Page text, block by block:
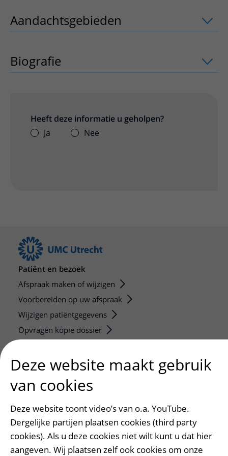
Aandachtsgebieden uitklapper, klik
Biografie
Heeft deze informatie u geholpen?
Ja
Nee
Patiënt en bezoek
Afspraak maken of wijzigen
Voorbereiden op uw afspraak
Wijzigen patiëntgegevens
Opvragen kopie dossier
Onderwijs en onderzoek
Onze opleidingen
Stage en opleidingsplaatsen
Research
Strategic programs
Deze website maakt gebruik
van cookies
Deze website toont video’s van o.a. YouTube.
Dergelijke partijen plaatsen cookies (third party
cookies). Als u deze cookies niet wilt kunt u dat hier
aangeven. Wij plaatsen zelf ook cookies om onze